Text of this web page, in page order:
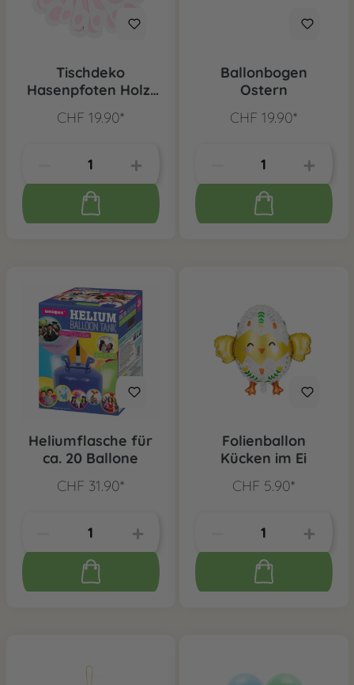
Tischdeko
Hasenpfoten Holz,
CHF 19.90*
Ballonbogen
Ostern
CHF 19.90*
Heliumflasche für
ca. 20 Ballone
CHF 31.90*
Folienballon
Kücken im Ei
CHF 5.90*